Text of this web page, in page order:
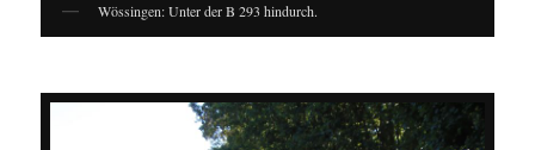
Wössingen: Unter der B 293 hindurch.